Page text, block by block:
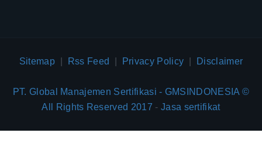
Sitemap Rss Feed Privacy Policy Disclaimer
PT. Global Manajemen Sertifikasi - GMSINDONESIA ©
All Rights Reserved 2017 - Jasa sertifikat